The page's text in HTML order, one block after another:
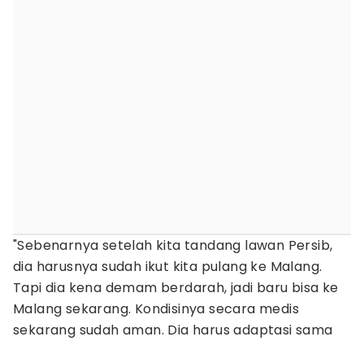
"Sebenarnya setelah kita tandang lawan Persib,
dia harusnya sudah ikut kita pulang ke Malang.
Tapi dia kena demam berdarah, jadi baru bisa ke
Malang sekarang. Kondisinya secara medis
sekarang sudah aman. Dia harus adaptasi sama